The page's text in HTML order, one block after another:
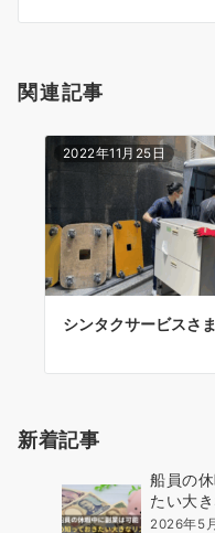
ン
関連記事
2022年11月25日
シンタクサービスさま
新着記事
船員の
たい大
2026年5